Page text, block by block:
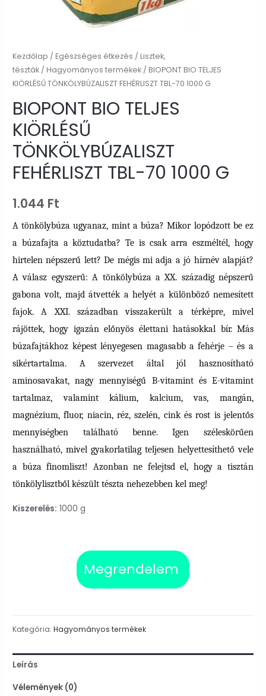
Kezdőlap /Egészséges étkezés /Lisztek,
tészták /Hagyományos termékek / BIOPONT BIO TELJES
KIÖRLÉSŰ TÖNKÖLYBÚZALISZT FEHÉRLISZT TBL-70 1000 G
BIOPONT BIO TELJES
KIÖRLÉSŰ
TÖNKÖLYBÚZALISZT
FEHÉRLISZT TBL-70 1000 G
1.044 Ft
A tönkölybúza ugyanaz, mint a búza? Mikor lopódzott be ez
a búzafajta a köztudatba? Te is csak arra eszméltél, hogy
hirtelen népszerű lett? De mégis mi adja a jó hírnév alapját?
A válasz egyszerű: A tönkölybúza a XX. századig népszerű
gabona volt, majd átvették a helyét a különböző nemesített
fajok. A XXI. században visszakerült a térképre, mivel
rájöttek, hogy igazán előnyös élettani hatásokkal bír. Más
búzafajtákhoz képest lényegesen magasabb a fehérje – és a
sikértartalma. A szervezet által jól hasznosítható
aminosavakat, nagy mennyiségű B-vitamint és E-vitamint
tartalmaz, valamint kálium, kalcium, vas, mangán,
magnézium, fluor, niacin, réz, szelén, cink és rost is jelentős
mennyiségben található benne. Igen széleskörűen
használható, mivel gyakorlatilag teljesen helyettesíthető vele
a búza finomliszt! Azonban ne felejtsd el, hogy a tisztán
tönkölylisztből készült tészta nehezebben kel meg!
Kiszerelés: 1000 g
Megrendelem
Kategória:Hagyományos termékek
Leírás
Vélemények (0)